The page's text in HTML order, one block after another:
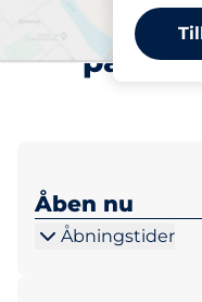
Åben nu
Åbningstider